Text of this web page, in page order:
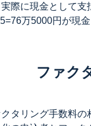
際に現金として支
万5000円が現
ファク
タリング手数料